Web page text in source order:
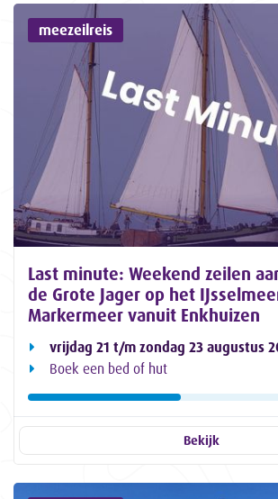
meezeilreis
Last minute: Weekend zeilen
de Grote Jager op het
Markermeer vanuit Enkhuizen
vrijdag 21 t/m zondag 23 augustus
Boek een bed of hut
Bekijk